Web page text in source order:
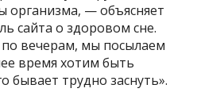
организма, — объясняет
сайта о здоровом сне.
вечерам, мы посылаем
время хотим быть
бывает трудно заснуть».